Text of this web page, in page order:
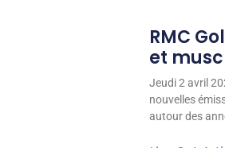
RMC
et
Jeudi 2 avril
nouvelles
autour des